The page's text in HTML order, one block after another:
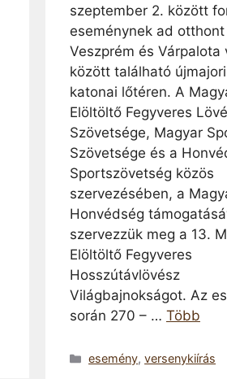
szeptember 2. között
eseménynek ad otthont
Veszprém és Várpalota
között található újmajori
katonai lőtéren. A
Elöltöltő Fegyveres
Szövetsége, Magyar
Szövetsége és a
Sportszövetség közös
szervezésében, a
Honvédség
szervezzük meg a 13.
Elöltöltő Fegyveres
Hosszútávlövész
Világbajnokságot. Az
során 270 – … Több
Kategória
esemény,versenykiírás